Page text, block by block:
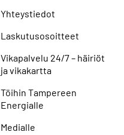
Yhteystiedot
Laskutusosoitteet
Vikapalvelu 24/7 – häiriöt
ja vikakartta
Töihin Tampereen
Energialle
Medialle